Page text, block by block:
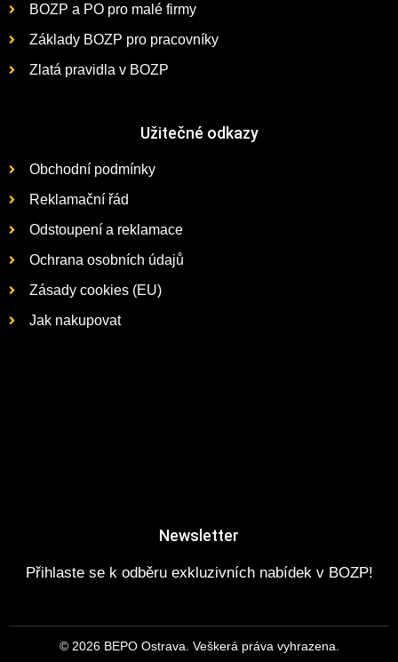
BOZP a PO pro malé firmy
Základy BOZP pro pracovníky
Zlatá pravidla v BOZP
Užitečné odkazy
Obchodní podmínky
Reklamační řád
Odstoupení a reklamace
Ochrana osobních údajů
Zásady cookies (EU)
Jak nakupovat
Newsletter
Přihlaste se k odběru exkluzivních nabídek v BOZP!
© 2026 BEPO Ostrava. Veškerá práva vyhrazena.